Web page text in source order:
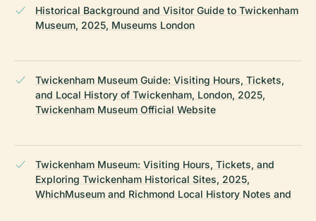
Historical Background and Visitor Guide to Twickenham
Museum, 2025, Museums London
Twickenham Museum Guide: Visiting Hours, Tickets,
and Local History of Twickenham, London, 2025,
Twickenham Museum Official Website
Twickenham Museum: Visiting Hours, Tickets, and
Exploring Twickenham Historical Sites, 2025,
WhichMuseum and Richmond Local History Notes and